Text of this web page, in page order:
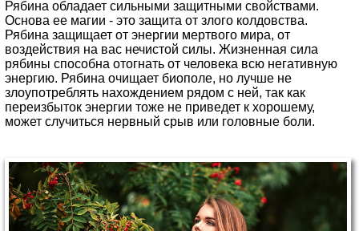
Рябина обладает сильными защитными свойствами.
Основа ее магии - это защита от злого колдовства.
Рябина защищает от энергии мертвого мира, от
воздействия на вас нечистой силы. Жизненная сила
рябины способна отогнать от человека всю негативную
энергию. Рябина очищает биополе, но лучше не
злоупотреблять нахождением рядом с ней, так как
переизбыток энергии тоже не приведет к хорошему,
может случиться нервный срыв или головные боли.